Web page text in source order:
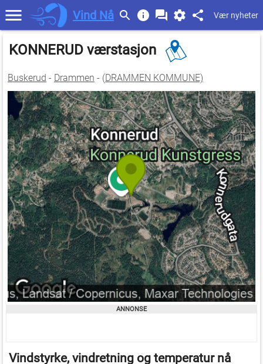
Vind Nå Vær nyheter
KONNERUD værstasjon
Buskerud - Drammen - (DRAMMEN KOMMUNE)
Vindstyrke, vindretning og temperatur nå